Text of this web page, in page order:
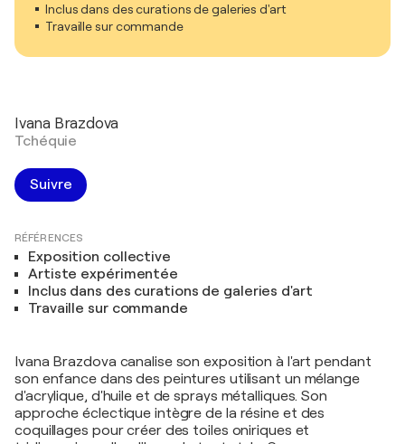
Inclus dans des curations de galeries d'art
Travaille sur commande
Ivana Brazdova
Tchéquie
Suivre
RÉFÉRENCES
Exposition collective
Artiste expérimentée
Inclus dans des curations de galeries d'art
Travaille sur commande
Ivana Brazdova canalise son exposition à l'art pendant
son enfance dans des peintures utilisant un mélange
d'acrylique, d'huile et de sprays métalliques. Son
approche éclectique intègre de la résine et des
coquillages pour créer des toiles oniriques et